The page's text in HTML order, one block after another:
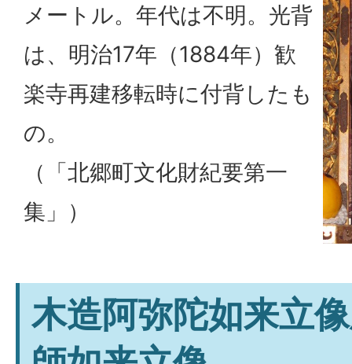
メートル。年代は不明。光背
は、明治17年（1884年）歓
楽寺再建移転時に付背したも
の。
（「北郷町文化財紀要第一
集」）
木造阿弥陀如来立